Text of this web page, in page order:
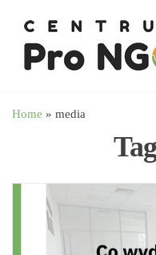
treści
Home » media